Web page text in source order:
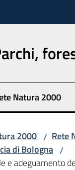
Natura 2000
2000 / Rete
di Bologna /
e adeguamento